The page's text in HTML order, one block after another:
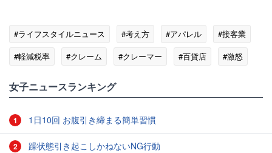
#ライフスタイルニュース #考え方 #アパレル
#接客業
#軽減税率
#クレーム #クレーマー #百貨店 #激怒
女子ニュースランキング
1 1日10回 お腹引き締まる簡単習慣
2 躁状態引き起こしかねないNG行動